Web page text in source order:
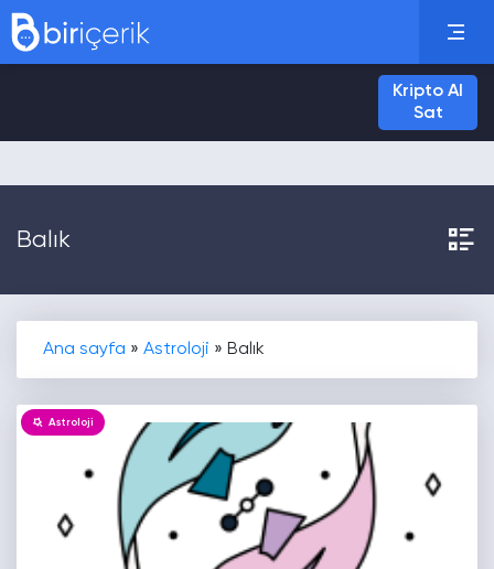
Kripto Al
Sat
Balık
Ana sayfa » Astroloji » Balık
Astroloji